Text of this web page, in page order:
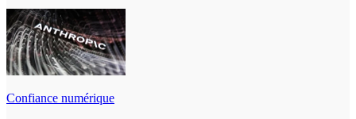
Confiance numérique